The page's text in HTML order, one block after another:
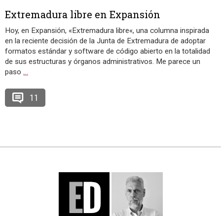
Extremadura libre en Expansión
Hoy, en Expansión, «Extremadura libre«, una columna inspirada
en la reciente decisión de la Junta de Extremadura de adoptar
formatos estándar y software de código abierto en la totalidad
de sus estructuras y órganos administrativos. Me parece un
paso …
11